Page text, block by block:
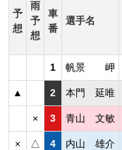
予
想
雨
予
想
車
番
選手名
1 帆景 岬
▲ 2 本門 延唯
× 3 青山 文敏
× △ 4 内山 雄介